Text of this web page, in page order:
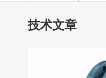
技术文章